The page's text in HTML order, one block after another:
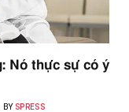
Nó thực sự có ý
BY SPRESS